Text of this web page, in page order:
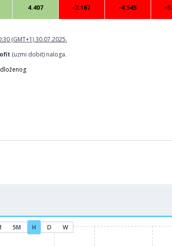
4.407 -3.167 -4.545 -
(GMT+1) 30.07.2025.
(uzmi dobit) naloga.
5M H D W